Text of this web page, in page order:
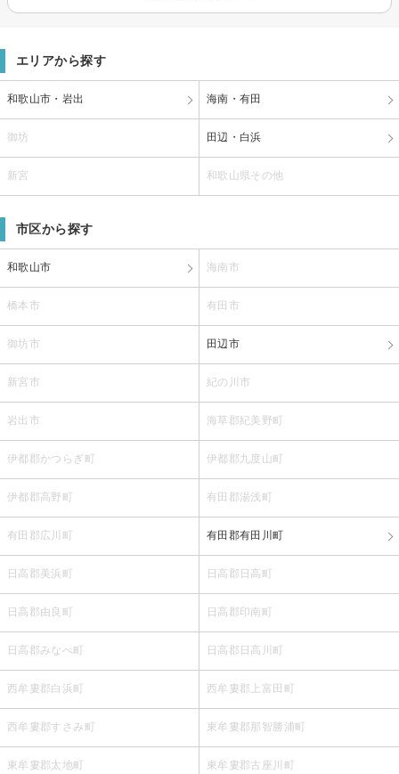
エリアから探す
和歌山市・岩出 海南・有田
御坊 田辺・白浜
新宮 和歌山県その他
市区から探す
和歌山市 海南市
橋本市 有田市
御坊市 田辺市
新宮市 紀の川市
岩出市 海草郡紀美野町
伊都郡かつらぎ町 伊都郡九度山町
伊都郡高野町 有田郡湯浅町
有田郡広川町 有田郡有田川町
日高郡美浜町 日高郡日高町
日高郡由良町 日高郡印南町
日高郡みなべ町 日高郡日高川町
西牟婁郡白浜町 西牟婁郡上富田町
西牟婁郡すさみ町 東牟婁郡那智勝浦町
東牟婁郡太地町 東牟婁郡古座川町